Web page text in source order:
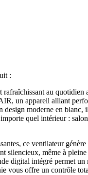
:
rafraîchissant au quotidien
un appareil alliant
design moderne en blanc,
quel intérieur :
ce ventilateur
silencieux, même à pleine
digital intégré permet un
vous offre un contrôle